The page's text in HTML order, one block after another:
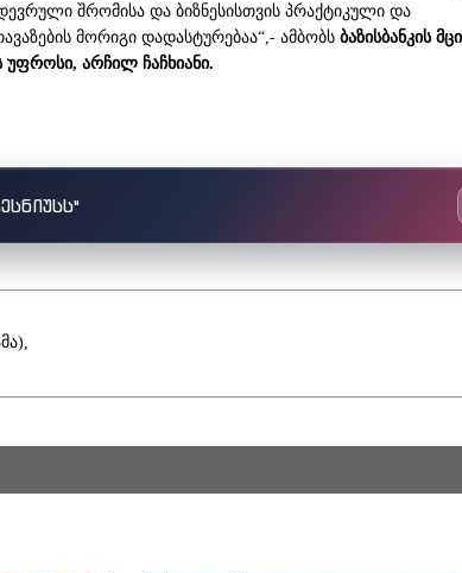
შრომისა და ბიზნესისთვის პრაქტიკული და
მორიგი დადასტურებაა“,- ამბობს ბაზისბანკის
უფროსი, არჩილ ჩაჩხიანი.